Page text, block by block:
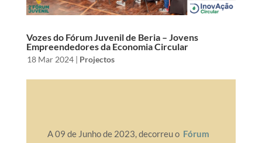
Vozes do Fórum Juvenil de Beria – Jovens
Empreendedores da Economia Circular
18 Mar 2024| Projectos
A 09 de Junho de 2023, decorreu o Fórum